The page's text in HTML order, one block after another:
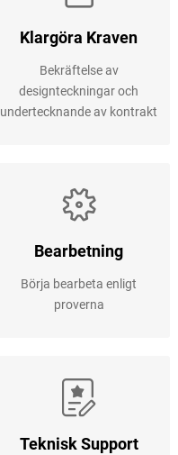
Klargöra Kraven
Bekräftelse av
designteckningar och
undertecknande av kontrakt
Bearbetning
Börja bearbeta enligt
proverna
Teknisk Support